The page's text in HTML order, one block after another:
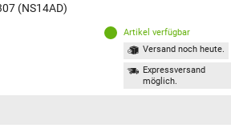
(NS14AD)
Artikel verfügbar
Versand noch heute.
Expressversand
möglich.